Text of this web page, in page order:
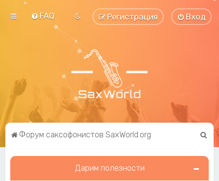
FAQ Вход
Регистрация
Форум саксофонистов SaxWorld.org
и
Дарим полезности